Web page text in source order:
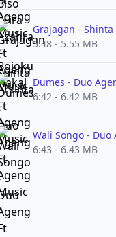
Grajagan -
5:48 - 5.55 MB
Dumes - Duo
6:42 - 6.42 MB
Wali Songo - Duo
6:43 - 6.43 MB